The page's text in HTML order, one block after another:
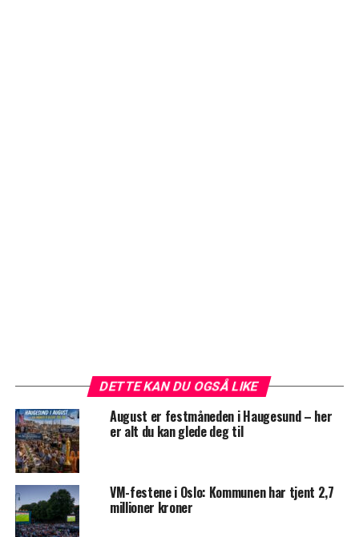
DETTE KAN DU OGSÅ LIKE
August er festmåneden i Haugesund – her
er alt du kan glede deg til
VM-festene i Oslo: Kommunen har tjent 2,7
millioner kroner